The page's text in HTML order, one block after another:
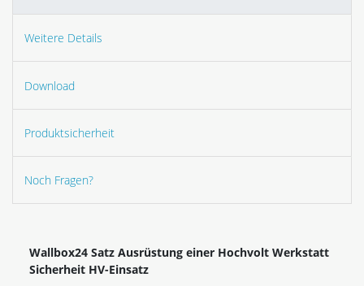
Weitere Details
Download
Produktsicherheit
Noch Fragen?
Wallbox24 Satz Ausrüstung einer Hochvolt Werkstatt
Sicherheit HV-Einsatz